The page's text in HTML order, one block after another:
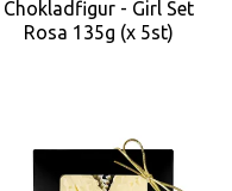
Chokladfigur - Girl Set
Rosa 135g (x 5st)